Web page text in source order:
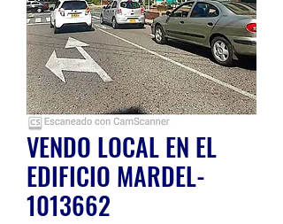
VENDO LOCAL EN EL
EDIFICIO MARDEL-
1013662